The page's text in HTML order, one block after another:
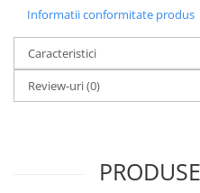
Informatii conformitate produs
Caracteristici
Review-uri(0)